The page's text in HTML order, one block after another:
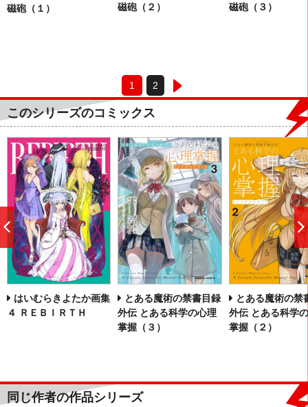
磁砲（１）
磁砲（２）
磁砲（３）
1 2
このシリーズのコミックス
はいむらきよたか画集
４ ＲＥＢＩＲＴＨ
とある魔術の禁書目録
外伝 とある科学の心理
掌握（３）
とある魔術の禁
外伝 とある科学
掌握（２）
前
へ
同じ作者の作品シリーズ